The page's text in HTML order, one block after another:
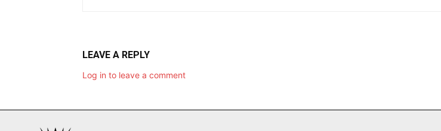
LEAVE A REPLY
Log in to leave a comment